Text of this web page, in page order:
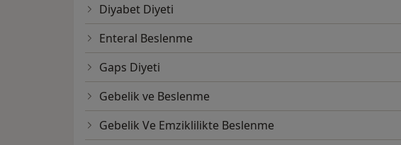
Diyabet Diyeti
Enteral Beslenme
Gaps Diyeti
Gebelik ve Beslenme
Gebelik Ve Emziklilikte Beslenme